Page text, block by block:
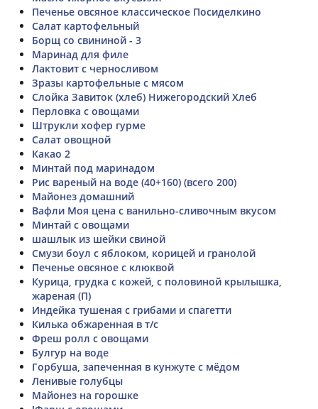
Печенье овсяное классическое Посиделкино
Салат картофельный
Борщ со свининой - 3
Маринад для филе
Лактовит с черносливом
Зразы картофельные с мясом
Слойка Завиток (хлеб) Нижегородский Хлеб
Перловка с овощами
Штрукли хофер гурме
Салат овощной
Какао 2
Минтай под маринадом
Рис вареный на воде (40+160) (всего 200)
Майонез домашний
Вафли Моя цена с ванильно-сливочным вкусом
Минтай с овощами
шашлык из шейки свиной
Смузи боул с яблоком, корицей и гранолой
Печенье овсяное с клюквой
Курица, грудка с кожей, с половиной крылышка,
жареная (П)
Индейка тушеная с грибами и спагетти
Килька обжаренная в т/с
Фреш ролл с овощами
Булгур на воде
Горбуша, запеченная в кунжуте с мёдом
Ленивые голубцы
Майонез на горошке